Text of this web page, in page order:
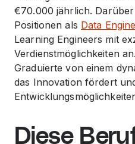
€70.000 jährlich.
Positionen als Data
Learning Engineers mit
Verdienstmöglichkeiten
Graduierte von einem
das Innovation fördert
Diese